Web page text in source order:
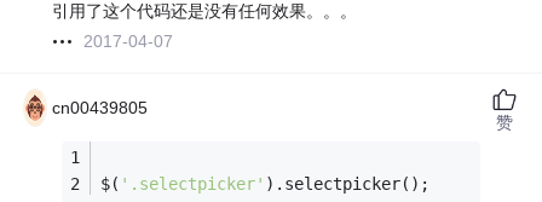
引用了这个代码还是没有任何效果。。。
2017-04-07
cn00439805
$( '.selectpicker' ).selectpicker();
赞